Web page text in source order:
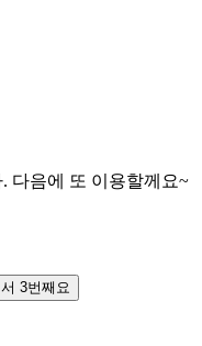
다음에 또 이용할께요~
3번째요